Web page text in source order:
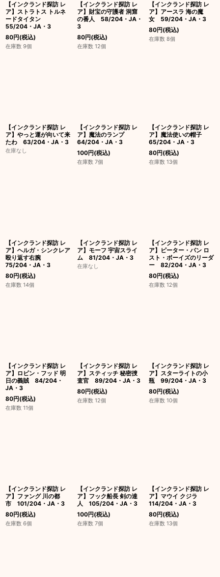
【インクランド探訪 レ
ア】ストラトス トルネ
ードタイタン
55/204・JA・3
80円(税込)
在庫数 9個
【インクランド探訪 レ
ア】財宝の守護者 洞窟
の番人 58/204・JA・
3
80円(税込)
在庫数 12個
【インクランド探訪 レ
ア】アースラ 海の魔
女 59/204・JA・3
80円(税込)
在庫数 8個
【インクランド探訪 レ
ア】やっと運が向いて来
たわ 63/204・JA・3
在庫なし
【インクランド探訪 レ
ア】魔法のランプ
64/204・JA・3
100円(税込)
在庫数 7個
【インクランド探訪 レ
ア】魔法使いの帽子
65/204・JA・3
80円(税込)
在庫数 13個
【インクランド探訪 レ
ア】ヘルガ・シンクレア
殴り返す右腕
75/204・JA・3
80円(税込)
在庫数 14個
【インクランド探訪 レ
ア】モーフ 宇宙スライ
ム 81/204・JA・3
在庫なし
【インクランド探訪 レ
ア】ピーター・パン ロ
スト・ボーイズのリーダ
ー 82/204・JA・3
80円(税込)
在庫数 12個
【インクランド探訪 レ
ア】ロビン・フッド 明
日の義賊 84/204・
JA・3
80円(税込)
在庫数 11個
【インクランド探訪 レ
ア】スティッチ 秘密捜
査官 89/204・JA・3
80円(税込)
在庫数 12個
【インクランド探訪 レ
ア】スターライトの小
瓶 99/204・JA・3
80円(税込)
在庫数 10個
【インクランド探訪 レ
ア】ファング 川の都
市 101/204・JA・3
80円(税込)
在庫数 6個
【インクランド探訪 レ
ア】フック船長 剣の達
人 105/204・JA・3
100円(税込)
在庫数 7個
【インクランド探訪 レ
ア】マウイ クジラ
114/204・JA・3
80円(税込)
在庫数 13個